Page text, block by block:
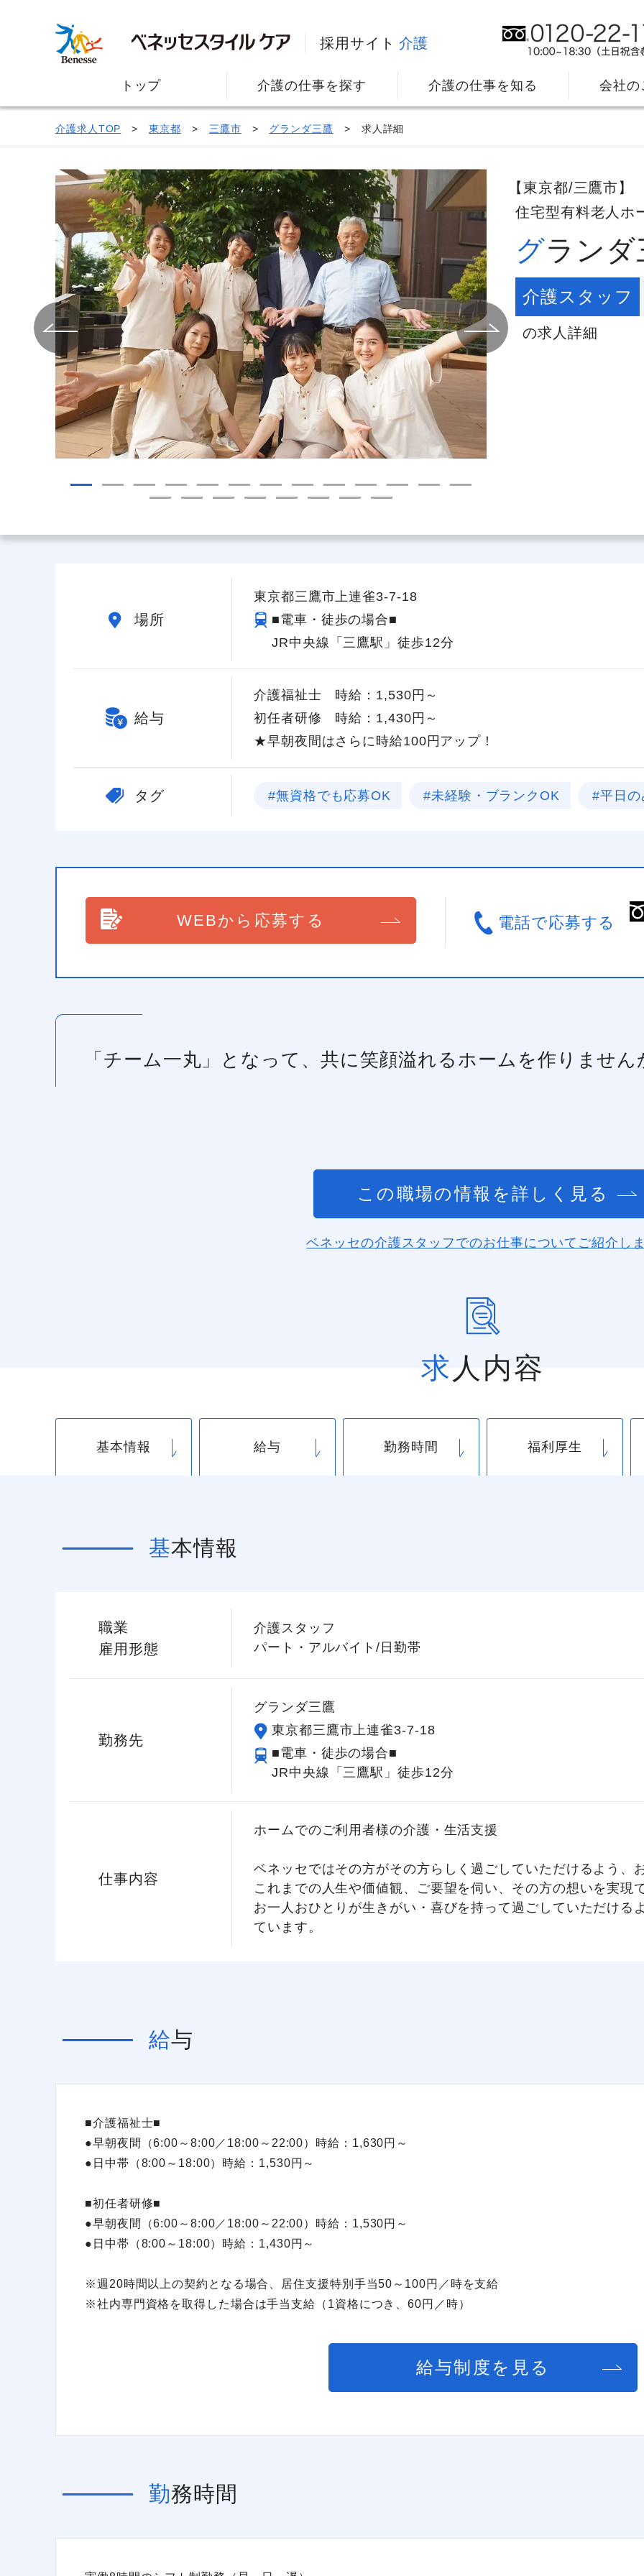
採用サイト 介護
トップ 介護の仕事を探す 介護の仕事を知る
給与制度
教育・研修のサポート
資格取得サポート制度
会社の
スタッフインタビュー
社⻑メッセージ
社員主役のプロジェクト
介護求人TOP 東京都 三鷹市 グランダ三鷹 求人詳細
【東京都/三鷹市】
住宅型有料老人ホ
グラン
介護スタッフ
の求人詳細
場所
東京都三鷹市上連雀3-7-18
■電車・徒歩の場合■
JR中央線「三鷹駅」徒歩12分
給与
介護福祉士 時給：1,530円～
初任者研修 時給：1,430円～
★早朝夜間はさらに時給100円アップ！
タグ #無資格でも応募OK #未経験・ブランクOK #平日の
WEBから応募する 電話で応募する
「チーム一丸」となって、共に笑顔溢れるホームを作りません
この職場の情報を詳しく見る
ベネッセの介護スタッフでのお仕事についてご紹介し
求人内容
基本情報 給与 勤務時間 福利厚生
基本情報
職業
雇用形態
介護スタッフ
パート・アルバイト/日勤帯
勤務先
グランダ三鷹
東京都三鷹市上連雀3-7-18
■電車・徒歩の場合■
JR中央線「三鷹駅」徒歩12分
仕事内容
ホームでのご利用者様の介護・生活支援
ベネッセではその方がその方らしく過ごしていただけるよう、
これまでの人生や価値観、ご要望を伺い、その方の想いを実現
お一人おひとりが生きがい・喜びを持って過ごしていただける
ています。
給与
■介護福祉士■
●早朝夜間（6:00～8:00／18:00～22:00）時給：1,630円～
●日中帯（8:00～18:00）時給：1,530円～
■初任者研修■
●早朝夜間（6:00～8:00／18:00～22:00）時給：1,530円～
●日中帯（8:00～18:00）時給：1,430円～
※週20時間以上の契約となる場合、居住支援特別手当50～100円／時を支給
※社内専門資格を取得した場合は手当支給（1資格につき、60円／時）
給与制度を見る
勤務時間